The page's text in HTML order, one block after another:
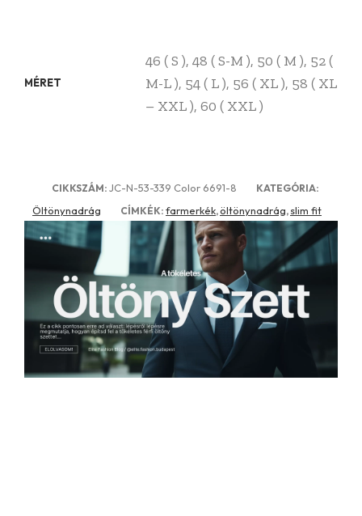
MÉRET
46 ( S ), 48 ( S-M ), 50 ( M ), 52 (
M-L ), 54 ( L ), 56 ( XL ), 58 ( XL
– XXL ), 60 ( XXL )
CIKKSZÁM: JC-N-53-339 Color 6691-8 KATEGÓRIA:
Öltönynadrág CÍMKÉK: farmerkék,öltönynadrág, slim fit